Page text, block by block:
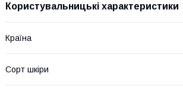
Користувальницькі характеристики
Країна
Сорт шкіри